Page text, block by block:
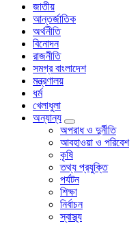
জাতীয়
আন্তর্জাতিক
অর্থনীতি
বিনোদন
রাজনীতি
সমগ্র বাংলাদেশ
মন্ত্রণালয়
ধর্ম
খেলাধুলা
অন্যান্য
অপরাধ ও দুর্নীতি
আবহাওয়া ও পরিবেশ
কৃষি
তথ্য প্রযুক্তি
পর্যটন
শিক্ষা
নির্বাচন
স্বাস্থ্য